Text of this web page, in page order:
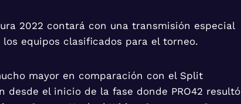
2022 contará con una transmisión especial
equipos clasificados para el torneo.
mayor en comparación con el Split
el inicio de la fase donde PRO42 resultó